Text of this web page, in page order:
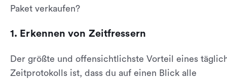
Paket verkaufen?
1. Erkennen von Zeitfressern
Der größte und offensichtlichste Vorteil eines
Zeitprotokolls ist, dass du auf einen Blick alle